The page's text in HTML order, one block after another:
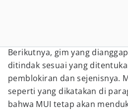
Berikutnya, gim yang
ditindak sesuai yang
pemblokiran dan sejenisnya.
seperti yang dikatakan di
bahwa MUI tetap akan